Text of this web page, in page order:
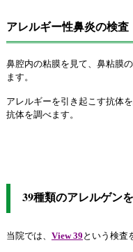
アレルギー性鼻炎の検査
鼻腔内の粘膜を見て、鼻粘膜
ます。
アレルギーを引き起こす抗体
抗体を調べます。
39種類のアレルゲン
当院では、 View 39 という検査